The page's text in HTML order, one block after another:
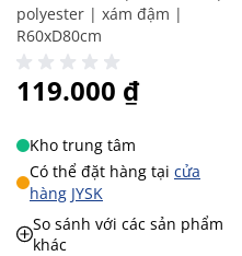
polyester | xám đậm |
R60xD80cm
119.000 ₫
Kho trung tâm
Có thể đặt hàng tại cửa
hàng JYSK
So sánh với các sản phẩm
khác